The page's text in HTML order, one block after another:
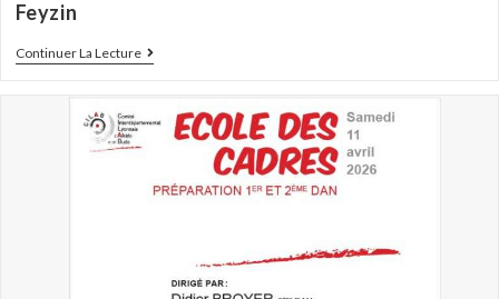
Feyzin
Continuer La Lecture